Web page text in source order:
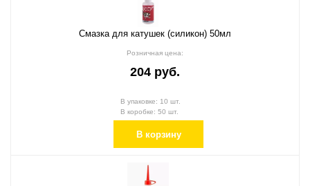
Смазка для катушек (силикон) 50мл
Розничная цена:
204 руб.
В упаковке: 10 шт.
В коробке: 50 шт.
В корзину